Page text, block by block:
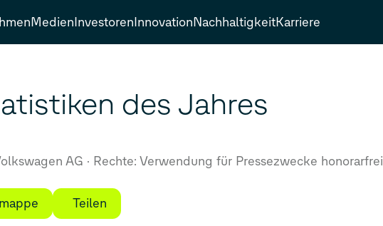
MedienInvestorenInnovationNachhaltigkeitKarriere
des Jahres
AG Rechte: Verwendung für Pressezwecke honorarfrei
Teilen